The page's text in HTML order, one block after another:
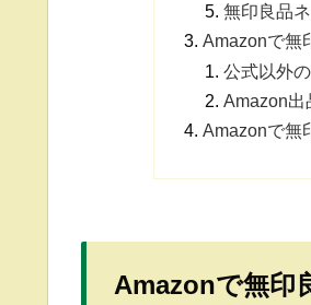
無印良品
Amazonで無
公式以外
Amazon出
Amazonで無
Amazonで無印